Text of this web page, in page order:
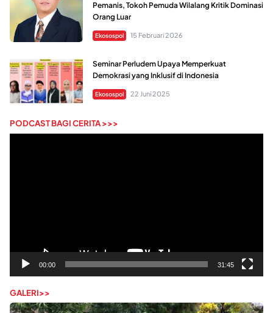
Pemanis, Tokoh Pemuda Wilalang Kritik Dominasi
Orang Luar
Ekosospol 15 Februari 2026
Seminar Perludem Upaya Memperkuat
Demokrasi yang Inklusif di Indonesia
Ekosospol 22 Juni 2025
PODCAST BAGI CERITA >>>
00:00 31:45
GALERI>>